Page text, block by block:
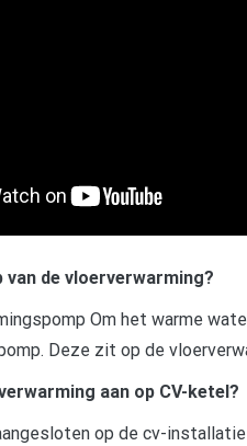
van de vloerverwarming?
Om het warme
Deze zit op de
aan op CV-ketel?
op de cv-